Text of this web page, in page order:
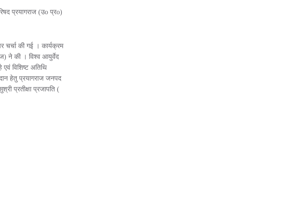
प्रयागराज (उo प्रo)
चर्चा की गई । कार्यक्रम
ने की । विश्व आयुर्वेद
विशिष्ट अतिथि
हेतु प्रयागराज जनपद
प्रतीक्षा प्रजापति (